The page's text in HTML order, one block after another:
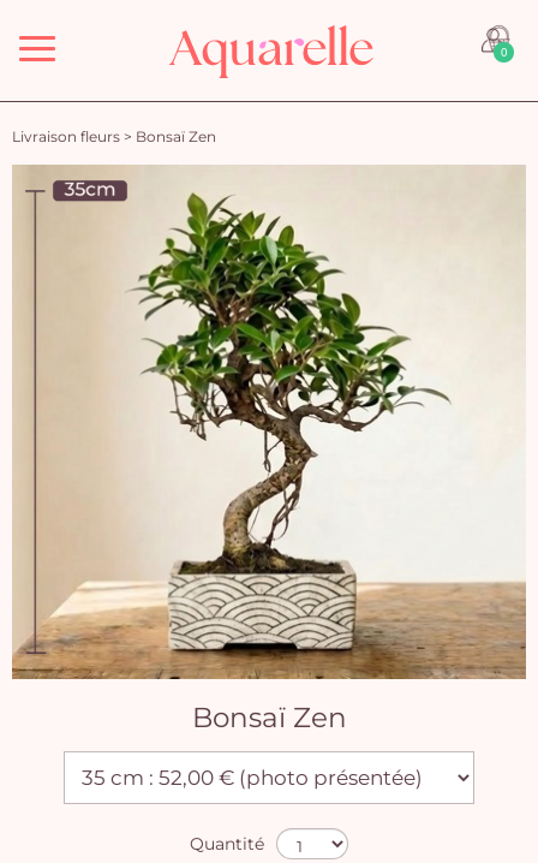
Menu 0
Livraison fleurs > Bonsaï Zen
Bonsaï Zen
Quantité